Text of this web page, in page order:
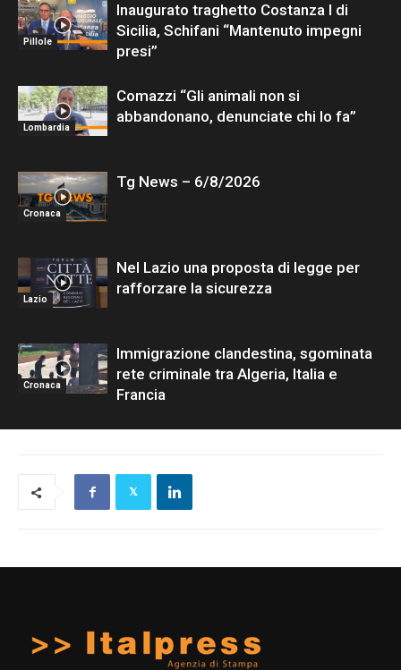
Pillole
Inaugurato traghetto Costanza I di
Sicilia, Schifani “Mantenuto impegni
presi”
Lombardia
Comazzi “Gli animali non si
abbandonano, denunciate chi lo fa”
Cronaca
Tg News – 6/8/2026
Lazio
Nel Lazio una proposta di legge per
rafforzare la sicurezza
Cronaca
Immigrazione clandestina, sgominata
rete criminale tra Algeria, Italia e
Francia